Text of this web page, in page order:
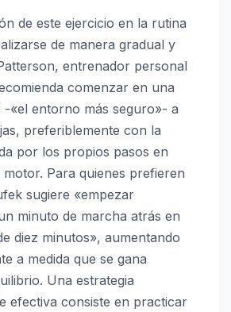
de este ejercicio en la rutina
de manera gradual y
entrenador personal
comenzar en una
«el entorno más seguro»- a
preferiblemente con la
por los propios pasos en
Para quienes prefieren
sugiere «empezar
minuto de marcha atrás en
diez minutos», aumentando
a medida que se gana
Una estrategia
efectiva consiste en practicar